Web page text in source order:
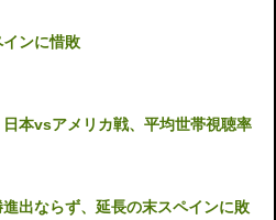
ンに惜敗
本vsアメリカ戦、平均世帯視聴率
出ならず、延長の末スペインに敗